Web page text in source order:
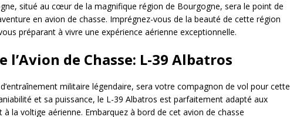
situé au cœur de la magnifique région de Bourgogne, sera le point de
en avion de chasse. Imprégnez-vous de la beauté de cette région
préparant à vivre une expérience aérienne exceptionnelle.
l’Avion de Chasse: L-39 Albatros
militaire légendaire, sera votre compagnon de vol pour cette
et sa puissance, le L-39 Albatros est parfaitement adapté aux
la voltige aérienne. Embarquez à bord de cet avion de chasse